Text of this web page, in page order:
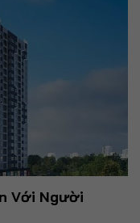
Với Người